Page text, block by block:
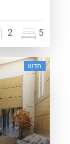
5
2
חדש